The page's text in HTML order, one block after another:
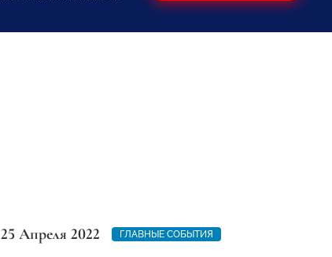
25 Апреля 2022 ГЛАВНЫЕ СОБЫТИЯ